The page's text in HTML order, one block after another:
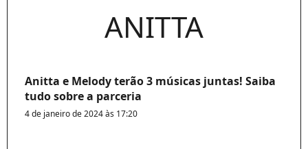
ANITTA
Anitta e Melody terão 3 músicas juntas! Saiba
tudo sobre a parceria
4 de janeiro de 2024 às 17:20